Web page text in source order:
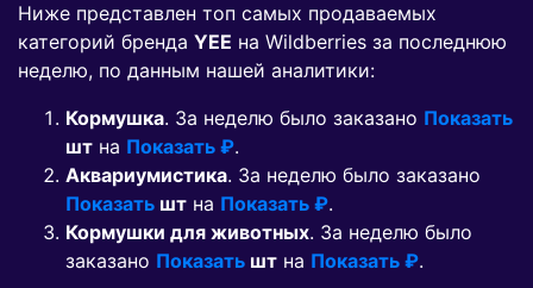
Ниже представлен топ самых продаваемых
категорий бренда YEE на Wildberries за последнюю
неделю, по данным нашей аналитики:
Кормушка. За неделю было заказано Показать
шт на Показать ₽.
Аквариумистика. За неделю было заказано
Показать шт на Показать ₽.
Кормушки для животных. За неделю было
заказано Показать шт на Показать ₽.